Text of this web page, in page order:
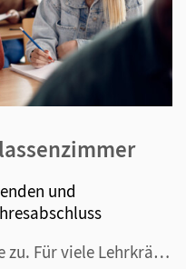
und
Das Jahr neigt sich dem Ende zu. Für viele Lehrkräfte bedeutet das: letzte Klassenarbeiten, Stapel von Korrekturen, Notendruck und der große Wunsch nach Ferien. Doch gerade in dieser hektischen Zeit lohnt es sich, im Unterricht kurz auf die Bremse zu treten. Ein gemeinsamer Jahresrückblick mit der K...